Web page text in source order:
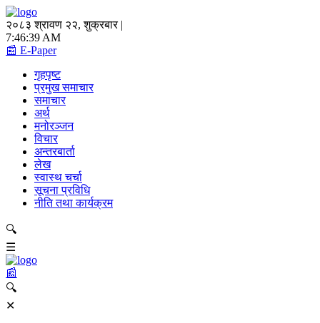
२०८३ श्रावण २२, शुक्रबार |
7:46:39 AM
📰 E-Paper
गृहपृष्ट
प्रमुख समाचार
समाचार
अर्थ
मनोरञ्जन
विचार
अन्तरबार्ता
लेख
स्वास्थ चर्चा
सूचना प्रविधि
नीति तथा कार्यक्रम
🔍
☰
📰
🔍
✕